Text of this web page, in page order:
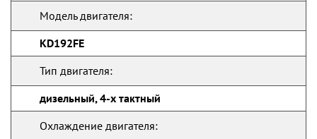
Модель двигателя:
KD192FE
Тип двигателя:
дизельный, 4-х тактный
Охлаждение двигателя: